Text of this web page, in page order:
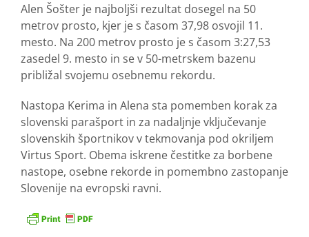
Alen Šošter je najboljši rezultat dosegel na 50
metrov prosto, kjer je s časom 37,98 osvojil 11.
mesto. Na 200 metrov prosto je s časom 3:27,53
zasedel 9. mesto in se v 50-metrskem bazenu
približal svojemu osebnemu rekordu.
Nastopa Kerima in Alena sta pomemben korak za
slovenski parašport in za nadaljnje vključevanje
slovenskih športnikov v tekmovanja pod okriljem
Virtus Sport. Obema iskrene čestitke za borbene
nastope, osebne rekorde in pomembno zastopanje
Slovenije na evropski ravni.